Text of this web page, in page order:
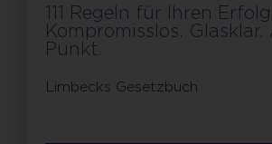
111 Regeln für Ihren Erfolg
Kompromisslos.
Punkt.
Limbecks Gesetzbuch